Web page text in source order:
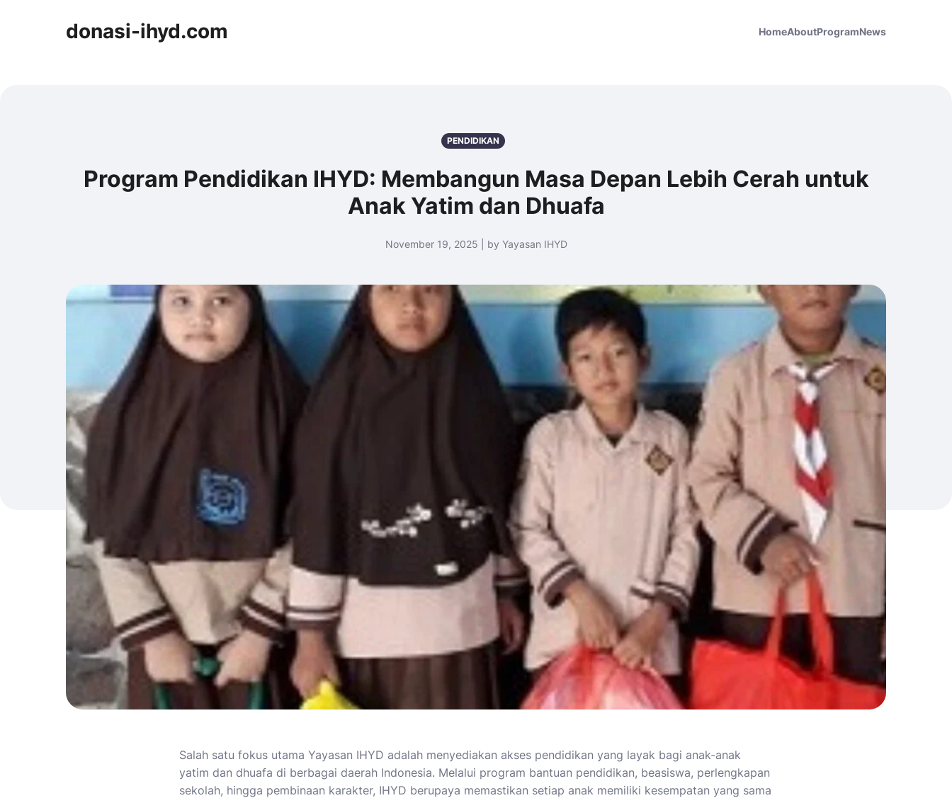
donasi-ihyd.com HomeAboutProgramNews
PENDIDIKAN
Program Pendidikan IHYD: Membangun Masa Depan Lebih Cerah untuk
Anak Yatim dan Dhuafa
November 19, 2025 | by Yayasan IHYD
Salah satu fokus utama Yayasan IHYD adalah menyediakan akses pendidikan yang layak bagi anak-anak
yatim dan dhuafa di berbagai daerah Indonesia. Melalui program bantuan pendidikan, beasiswa, perlengkapan
sekolah, hingga pembinaan karakter, IHYD berupaya memastikan setiap anak memiliki kesempatan yang sama